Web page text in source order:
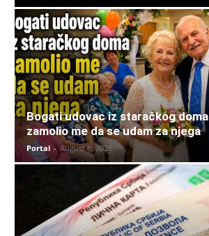
Bogati udovac iz staračkog doma
zamolio me da se udam za njega
Portal - August 8, 2026